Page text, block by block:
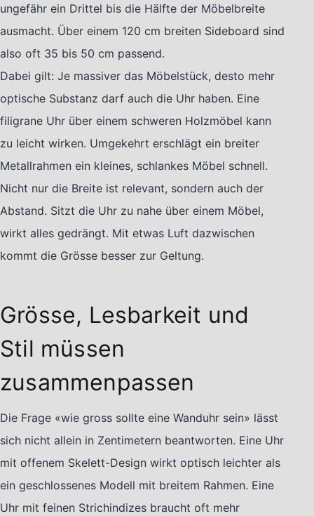
ungefähr ein Drittel bis die Hälfte der Möbelbreite
ausmacht. Über einem 120 cm breiten Sideboard sind
also oft 35 bis 50 cm passend.
Dabei gilt: Je massiver das Möbelstück, desto mehr
optische Substanz darf auch die Uhr haben. Eine
filigrane Uhr über einem schweren Holzmöbel kann
zu leicht wirken. Umgekehrt erschlägt ein breiter
Metallrahmen ein kleines, schlankes Möbel schnell.
Nicht nur die Breite ist relevant, sondern auch der
Abstand. Sitzt die Uhr zu nahe über einem Möbel,
wirkt alles gedrängt. Mit etwas Luft dazwischen
kommt die Grösse besser zur Geltung.
Grösse, Lesbarkeit und
Stil müssen
zusammenpassen
Die Frage «wie gross sollte eine Wanduhr sein» lässt
sich nicht allein in Zentimetern beantworten. Eine Uhr
mit offenem Skelett-Design wirkt optisch leichter als
ein geschlossenes Modell mit breitem Rahmen. Eine
Uhr mit feinen Strichindizes braucht oft mehr